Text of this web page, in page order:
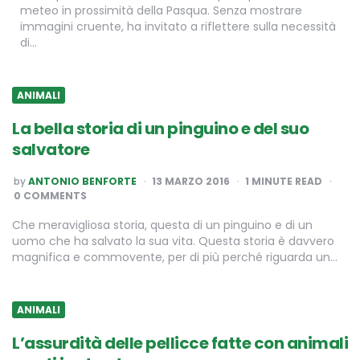
meteo in prossimità della Pasqua. Senza mostrare
immagini cruente, ha invitato a riflettere sulla necessità
di…
ANIMALI
La bella storia di un pinguino e del suo
salvatore
POSTED
BY
byANTONIO BENFORTE 13 MARZO 2016 1 MINUTE READ
0 COMMENTS
Che meravigliosa storia, questa di un pinguino e di un
uomo che ha salvato la sua vita. Questa storia è davvero
magnifica e commovente, per di più perché riguarda un…
ANIMALI
L’assurdità delle pellicce fatte con animali